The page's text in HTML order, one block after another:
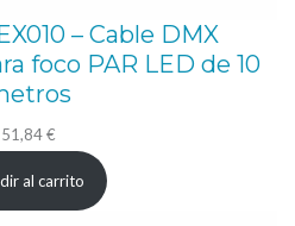
– Cable DMX
foco PAR LED de 10
51,84€
al carrito